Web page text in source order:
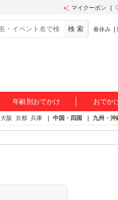
マイクーポン
春休み
年齢別おでかけ おでか
大阪 京都 兵庫 中国・四国 九州・沖